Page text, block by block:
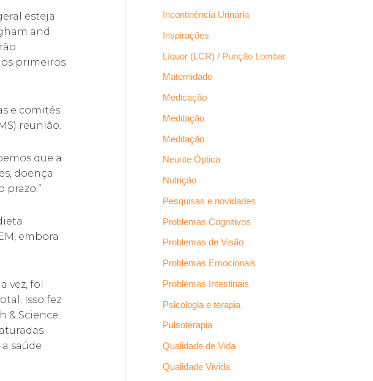
esteja
and
primeiros
e comités
reunião.
que a
doença
prazo.”
embora
vez, foi
Isso fez
& Science
saúde
Incontinência Urinária
Inspirações
Líquor (LCR) / Punção Lombar
Maternidade
Medicação
Meditação
Meditação
Neurite Óptica
Nutrição
Pesquisas e novidades
Problemas Cognitivos
Problemas de Visão
Problemas Emocionais
Problemas Intestinais
Psicologia e terapia
Pulsoterapia
Qualidade de Vida
Qualidade Vivida